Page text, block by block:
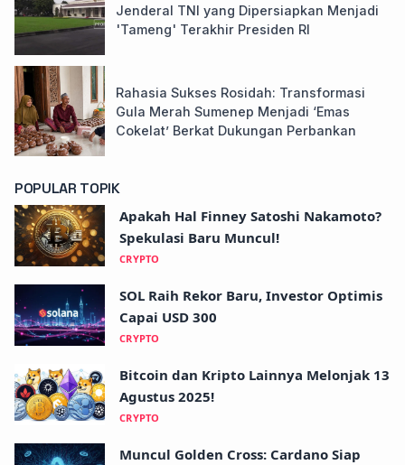
Jenderal TNI yang Dipersiapkan Menjadi
'Tameng' Terakhir Presiden RI
Rahasia Sukses Rosidah: Transformasi
Gula Merah Sumenep Menjadi ‘Emas
Cokelat’ Berkat Dukungan Perbankan
POPULAR TOPIK
Apakah Hal Finney Satoshi Nakamoto?
Spekulasi Baru Muncul!
CRYPTO
SOL Raih Rekor Baru, Investor Optimis
Capai USD 300
CRYPTO
Bitcoin dan Kripto Lainnya Melonjak 13
Agustus 2025!
CRYPTO
Muncul Golden Cross: Cardano Siap